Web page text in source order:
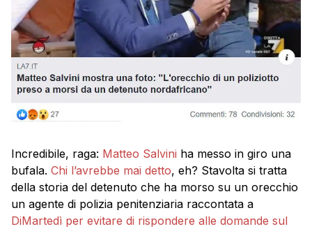
Incredibile, raga: Matteo Salvini ha messo in giro una
bufala. Chi l’avrebbe mai detto, eh? Stavolta si tratta
della storia del detenuto che ha morso su un orecchio
un agente di polizia penitenziaria raccontata a
DiMartedì per evitare di rispondere alle domande sul